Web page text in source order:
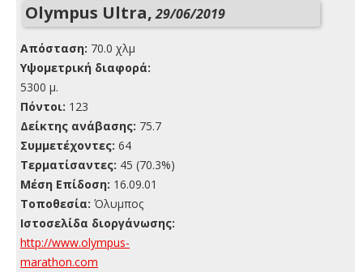
Olympus Ultra,29/06/2019
Απόσταση: 70.0 χλμ
Yψομετρική διαφορά:
5300 μ.
Πόντοι: 123
Δείκτης ανάβασης: 75.7
Συμμετέχοντες: 64
Τερματίσαντες: 45 (70.3%)
Μέση Επίδοση: 16.09.01
Τοποθεσία: Όλυμπος
Ιστοσελίδα διοργάνωσης:
http://www.olympus-
marathon.com